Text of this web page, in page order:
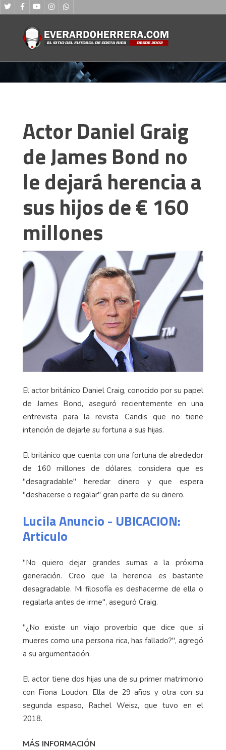
Actor Daniel Graig
de James Bond no
le dejará herencia a
sus hijos de € 160
millones
El actor británico Daniel Craig, conocido por su papel
de James Bond, aseguró recientemente en una
entrevista para la revista Candis que no tiene
intención de dejarle su fortuna a sus hijas.
El británico que cuenta con una fortuna de alrededor
de 160 millones de dólares, considera que es
"desagradable" heredar dinero y que espera
"deshacerse o regalar" gran parte de su dinero.
Lucila Anuncio - UBICACION:
Articulo
"No quiero dejar grandes sumas a la próxima
generación. Creo que la herencia es bastante
desagradable. Mi filosofía es deshacerme de ella o
regalarla antes de irme", aseguró Craig.
"¿No existe un viajo proverbio que dice que si
mueres como una persona rica, has fallado?", agregó
a su argumentación.
El actor tiene dos hijas una de su primer matrimonio
con Fiona Loudon, Ella de 29 años y otra con su
segunda espaso, Rachel Weisz, que tuvo en el
2018.
MÁS INFORMACIÓN